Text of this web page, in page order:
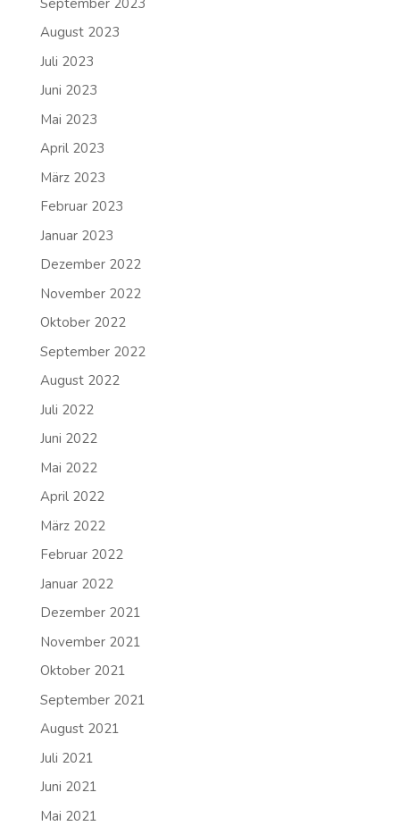
August 2023
Juli 2023
Juni 2023
Mai 2023
April 2023
März 2023
Februar 2023
Januar 2023
Dezember 2022
November 2022
Oktober 2022
September 2022
August 2022
Juli 2022
Juni 2022
Mai 2022
April 2022
März 2022
Februar 2022
Januar 2022
Dezember 2021
November 2021
Oktober 2021
September 2021
August 2021
Juli 2021
Juni 2021
Mai 2021